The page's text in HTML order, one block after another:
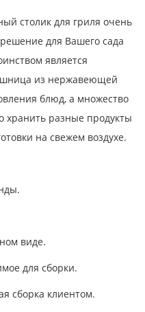
столик для гриля очень
для Вашего сада
является
из нержавеющей
блюд, а множество
хранить разные продукты
на свежем воздухе.
виде.
для сборки.
сборка клиентом.